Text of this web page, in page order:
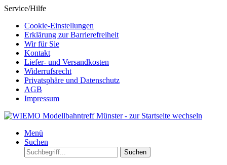
Service/Hilfe
Cookie-Einstellungen
Erklärung zur Barrierefreiheit
Wir für Sie
Kontakt
Liefer- und Versandkosten
Widerrufsrecht
Privatsphäre und Datenschutz
AGB
Impressum
Menü
Suchen
Suchen